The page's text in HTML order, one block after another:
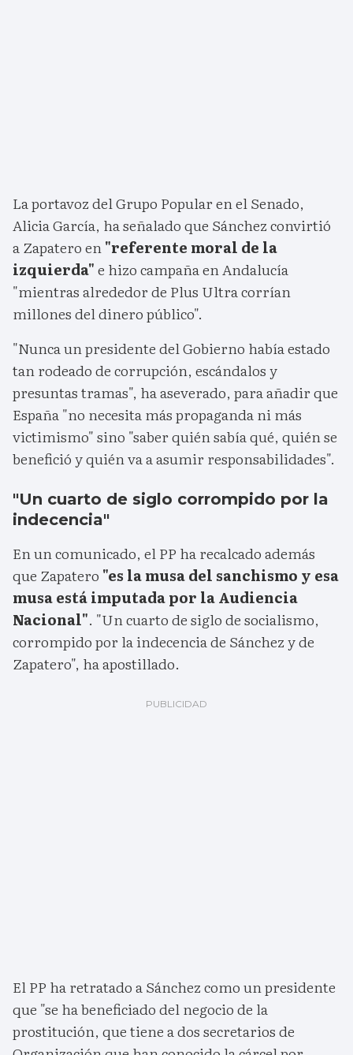
La portavoz del Grupo Popular en el Senado,
Alicia García, ha señalado que Sánchez convirtió
a Zapatero en"referente moral de la
izquierda"e hizo campaña en Andalucía
"mientras alrededor de Plus Ultra corrían
millones del dinero público".
"Nunca un presidente del Gobierno había estado
tan rodeado de corrupción, escándalos y
presuntas tramas", ha aseverado, para añadir que
España "no necesita más propaganda ni más
victimismo" sino "saber quién sabía qué, quién se
benefició y quién va a asumir responsabilidades".
"Un cuarto de siglo corrompido por la
indecencia"
En un comunicado, el PP ha recalcado además
que Zapatero "es la musa del sanchismo y esa
musa está imputada por la Audiencia
Nacional". "Un cuarto de siglo de socialismo,
corrompido por la indecencia de Sánchez y de
Zapatero", ha apostillado.
El PP ha retratado a Sánchez como un presidente
que "se ha beneficiado del negocio de la
prostitución, que tiene a dos secretarios de